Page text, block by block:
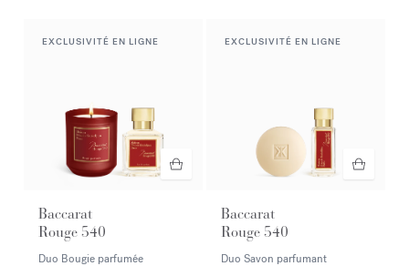
EXCLUSIVITÉ EN LIGNE
Baccarat
Rouge 540
Duo Bougie parfumée
EXCLUSIVITÉ EN LIGNE
Baccarat
Rouge 540
Duo Savon parfumant